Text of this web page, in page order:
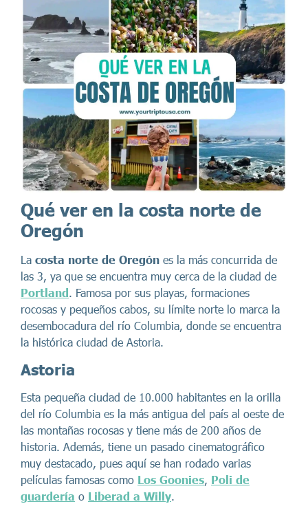
Qué ver en la costa norte de
Oregón
La costa norte de Oregón es la más concurrida de
las 3, ya que se encuentra muy cerca de la ciudad de
Portland . Famosa por sus playas, formaciones
rocosas y pequeños cabos, su límite norte lo marca la
desembocadura del río Columbia, donde se encuentra
la histórica ciudad de Astoria.
Astoria
Esta pequeña ciudad de 10.000 habitantes en la orilla
del río Columbia es la más antigua del país al oeste de
las montañas rocosas y tiene más de 200 años de
historia. Además, tiene un pasado cinematográfico
muy destacado, pues aquí se han rodado varias
películas famosas como Los Goonies, Poli de
guardería o Liberad a Willy.